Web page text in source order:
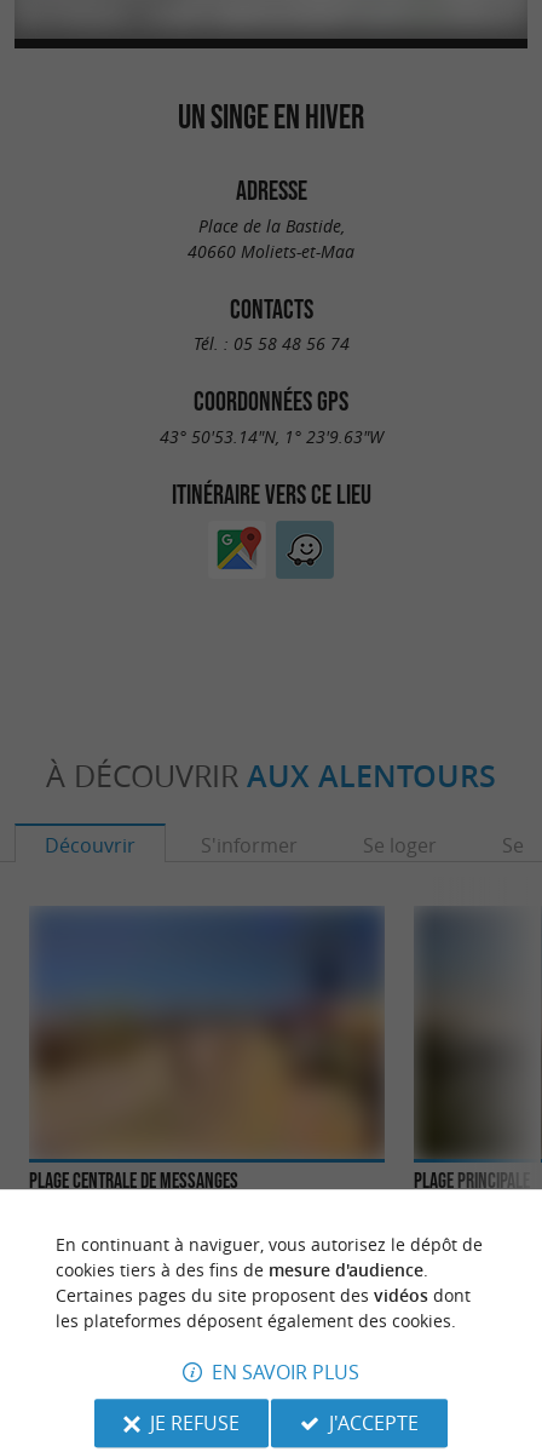
UN SINGE EN HIVER
ADRESSE
Place de la Bastide,
40660 Moliets-et-Maa
CONTACTS
Tél. : 05 58 48 56 74
COORDONNÉES GPS
43° 50'53.14"N, 1° 23'9.63"W
ITINÉRAIRE VERS CE LIEU
À DÉCOUVRIR AUX ALENTOURS
Découvrir S'informer Se loger Se
Plage Centrale de Messanges
mais le parking est gratuit. Le long du cordon
entre la forêt ...
428 m - Messanges
Plage Principale
commerces,
pour les ...
En continuant à naviguer, vous autorisez le dépôt de
cookies tiers à des fins de mesure d'audience.
Certaines pages du site proposent des vidéosdont
les plateformes déposent également des cookies.
EN SAVOIR PLUS
JE REFUSE
J'ACCEPTE